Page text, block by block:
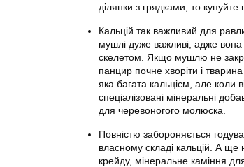
ділянки з грядками, то
Кальцій так важливий для
мушлі дуже важливі, адже вона
скелетом. Якщо мушлю не
панцир почне хворіти і
яка багата кальцієм, але коли
спеціалізовані мінеральні
для черевоногого молюска.
Повністю забороняється
власному складі кальцій. А ще
крейду, мінеральне каміння